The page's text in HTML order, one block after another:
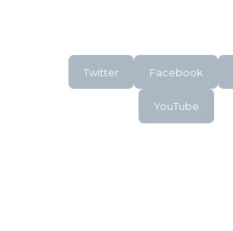
Twitter Facebook
YouTube